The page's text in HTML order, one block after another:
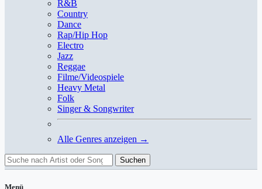
R&B
Country
Dance
Rap/Hip Hop
Electro
Jazz
Reggae
Filme/Videospiele
Heavy Metal
Folk
Singer & Songwriter
Alle Genres anzeigen →
Suchen
Menü